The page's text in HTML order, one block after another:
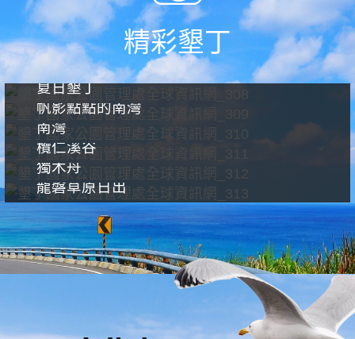
精彩墾丁
夏日墾丁
帆影點點的南灣
南灣
欖仁溪谷
獨木舟
龍磐草原日出